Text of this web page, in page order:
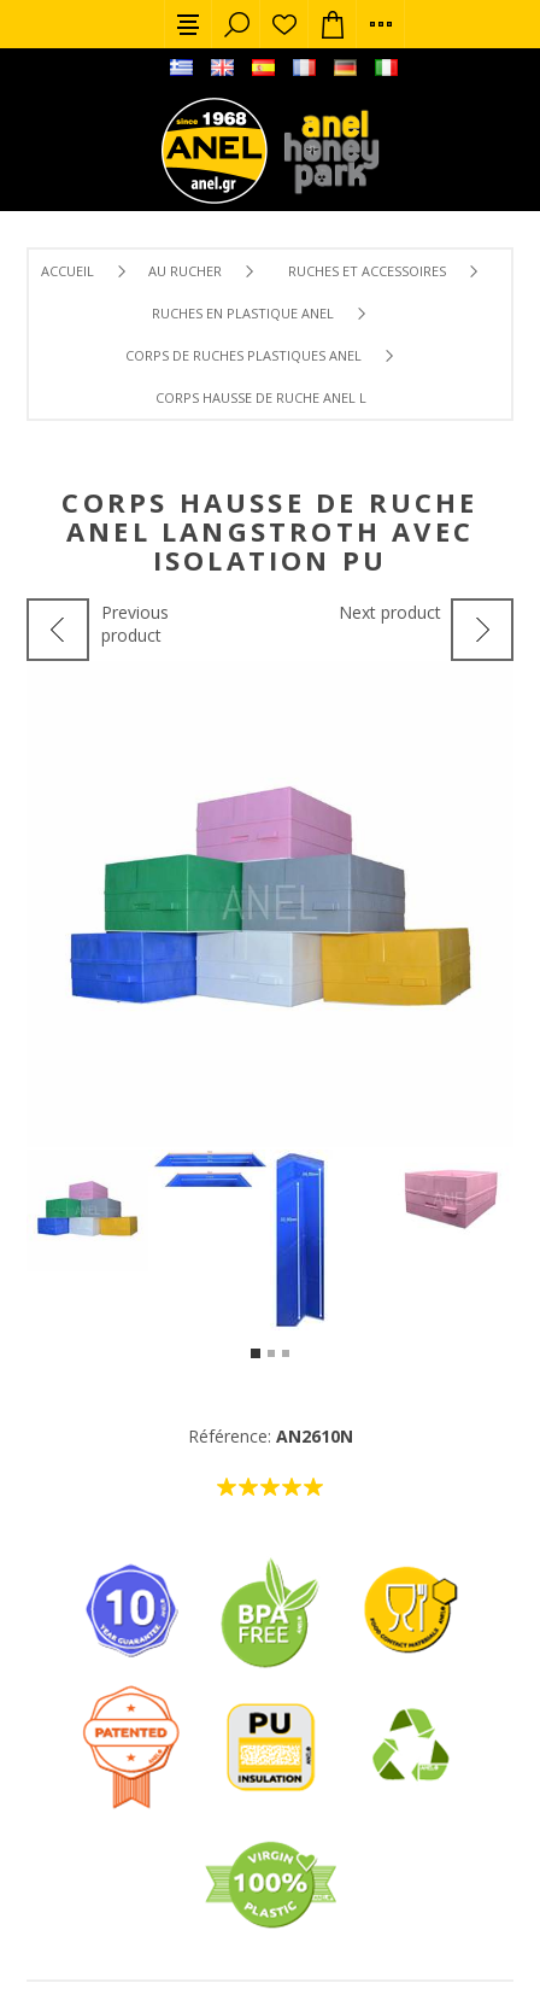
ACCUEIL AU RUCHER RUCHES ET ACCESSOIRES
RUCHES EN PLASTIQUE ANEL
CORPS DE RUCHES PLASTIQUES ANEL
CORPS HAUSSE DE RUCHE ANEL LANGSTROTH AVEC
CORPS HAUSSE DE RUCHE
ANEL LANGSTROTH AVEC
ISOLATION PU
Previous
product
Next product
Référence: AN2610N